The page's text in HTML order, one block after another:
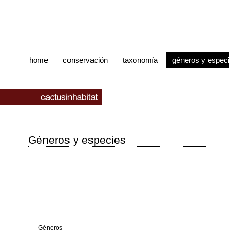
home conservación taxonomía géneros y
Géneros y especies
Géneros